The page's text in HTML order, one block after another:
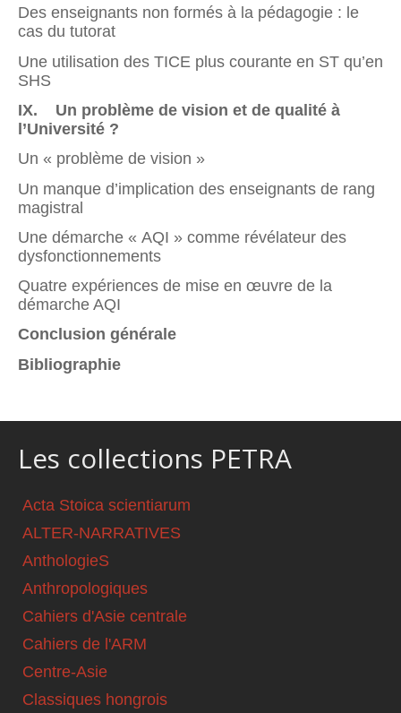
Des enseignants non formés à la pédagogie : le
cas du tutorat
Une utilisation des TICE plus courante en ST qu’en
SHS
IX. Un problème de vision et de qualité à
l’Université ?
Un « problème de vision »
Un manque d’implication des enseignants de rang
magistral
Une démarche « AQI » comme révélateur des
dysfonction­nements
Quatre expériences de mise en œuvre de la
démarche AQI
Conclusion générale
Bibliographie
Les collections PETRA
Acta Stoica scientiarum
ALTER-NARRATIVES
AnthologieS
Anthropologiques
Cahiers d'Asie centrale
Cahiers de l'ARM
Centre-Asie
Classiques hongrois